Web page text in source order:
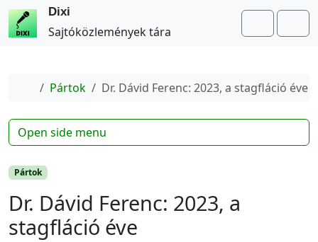
Dixi
Sajtóközlemények tára
Home
Pártok Dr. Dávid Ferenc: 2023, a stagfláció éve
Pártok
Dr. Dávid Ferenc: 2023, a
stagfláció éve
Open side menu